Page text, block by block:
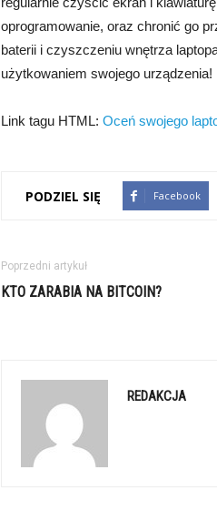
oprogramowanie, oraz chronić go
baterii i czyszczeniu wnętrza
użytkowaniem swojego urządzenia!
Link tagu HTML: Oceń swojego
PODZIEL SIĘ Facebook
Poprzedni artykuł
KTO ZARABIA NA BITCOIN?
REDAKCJA